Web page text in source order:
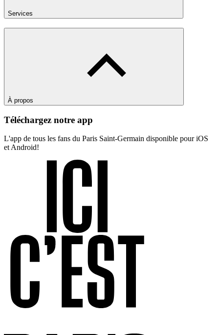
Services
À propos
Téléchargez notre app
L'app de tous les fans du Paris Saint-Germain disponible pour iOS
et Android!